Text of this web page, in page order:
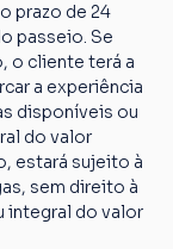
prazo de 24
passeio. Se
o cliente terá a
a experiência
disponíveis ou
do valor
estará sujeito à
sem direito à
integral do valor